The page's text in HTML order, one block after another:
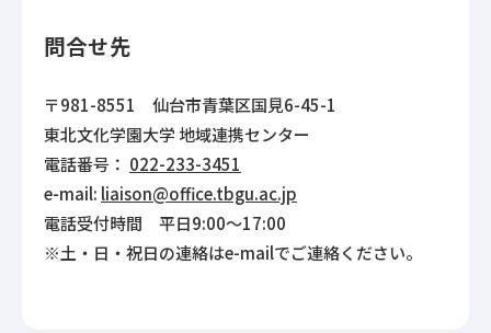
問合せ先
〒981-8551 仙台市青葉区国見6-45-1
東北文化学園大学 地域連携センター
電話番号： 022-233-3451
e-mail: liaison@office.tbgu.ac.jp
電話受付時間 平日9:00～17:00
※土・日・祝日の連絡はe-mailでご連絡ください。